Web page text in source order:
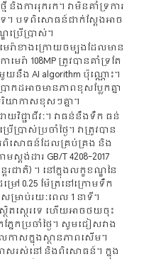
និងការរុករក។ វាមិនគាំទ្រការ
។ បទពិសោធន៍ជាក់ស្តែងអាច
ប្រើប្រាស់។
េរ៉ាខាងក្រោយចម្បងដែលមាន
េរ៉ា 108MP ត្រូវបានគាំទ្រតែ
មួយនឹង AI algorithm ប៉ុណ្ណោះ។
ដអាចមានភាពខុសប្លែកគ្នា
យាកាសខុសៗគ្នា។
វិជ្ជាជីវៈ។ វាធន់នឹងទឹក ធន់
រាស់ប្រចាំថ្ងៃ។ វាត្រូវបាន
រពិសោធន៍ដែលគ្រប់គ្រង និង
ស្តង់ដារ GB/T 4208-2017
តរជាតិ) ។ នៅក្នុងលក្ខខណ្ឌនៃ
ម្រៅ 0.25 ម៉ែត្រនៅក្រោមទឹក
ម្រាប់រយៈពេល 1 នាទី។
ស្ថេរទេ ហើយអាចថយចុះ
ែកប្រចាំថ្ងៃ។ សូមជៀសវាង
ាសក្នុងស្ថានភាពសើម។
កាសរស់នៅ និងពិសោធន៍។ ក្នុង